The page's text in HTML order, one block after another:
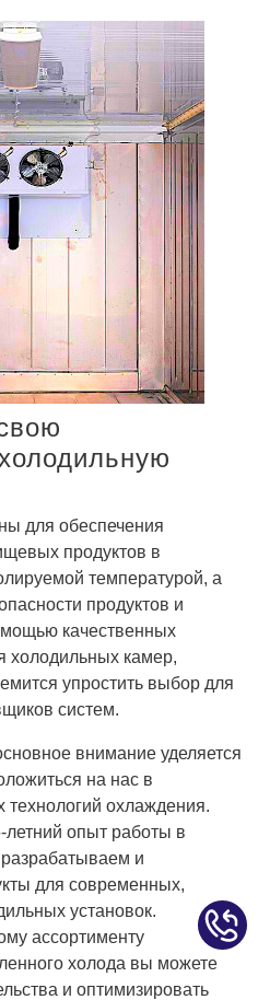
для обеспечения
продуктов в
температурой, а
продуктов и
качественных
холодильных камер,
упростить выбор для
систем.
внимание уделяется
на нас в
охлаждения.
опыт работы в
и
для современных,
установок.
ассортименту
холода вы можете
и оптимизировать